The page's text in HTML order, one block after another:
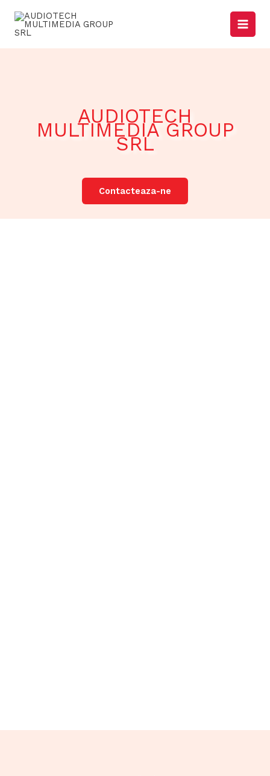
content
AUDIOTECH
MULTIMEDIA GROUP
SRL
Contacteaza-ne